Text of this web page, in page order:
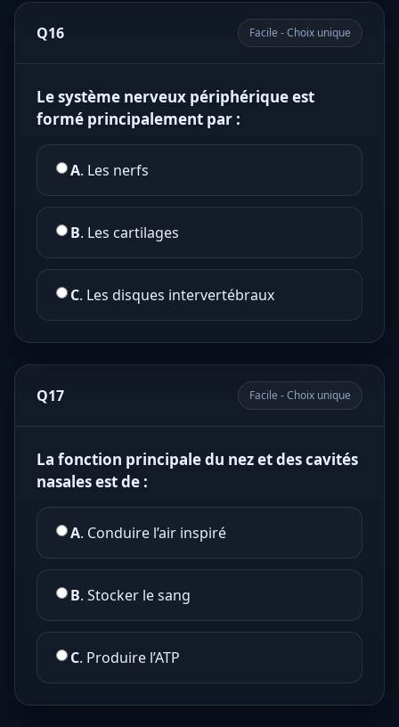
Q16 Facile - Choix unique
Le système nerveux périphérique est
formé principalement par :
A. Les nerfs
B. Les cartilages
C. Les disques intervertébraux
Q17 Facile - Choix unique
La fonction principale du nez et des cavités
nasales est de :
A. Conduire l’air inspiré
B. Stocker le sang
C. Produire l’ATP